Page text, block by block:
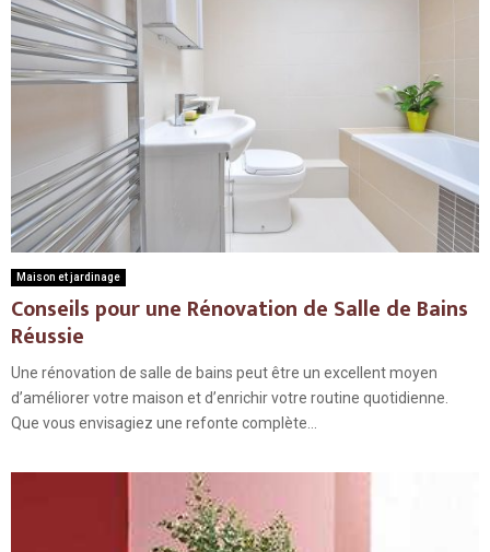
Maison et jardinage
Conseils pour une Rénovation de Salle de Bains
Réussie
Une rénovation de salle de bains peut être un excellent moyen
d’améliorer votre maison et d’enrichir votre routine quotidienne.
Que vous envisagiez une refonte complète...